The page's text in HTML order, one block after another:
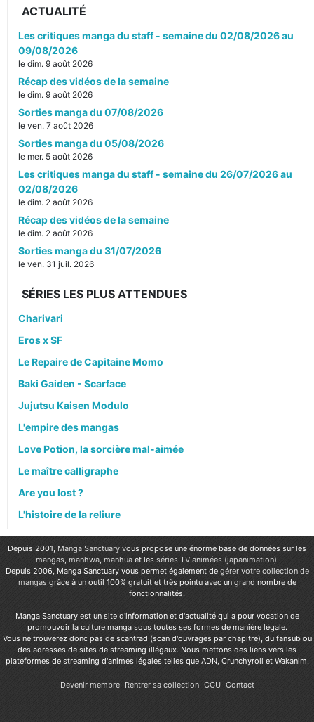
ACTUALITÉ
Les critiques manga du staff - semaine du 02/08/2026 au
09/08/2026
le dim. 9 août 2026
Récap des vidéos de la semaine
le dim. 9 août 2026
Sorties manga du 07/08/2026
le ven. 7 août 2026
Sorties manga du 05/08/2026
le mer. 5 août 2026
Les critiques manga du staff - semaine du 26/07/2026 au
02/08/2026
le dim. 2 août 2026
Récap des vidéos de la semaine
le dim. 2 août 2026
Sorties manga du 31/07/2026
le ven. 31 juil. 2026
SÉRIES LES PLUS ATTENDUES
Charivari
Eros x SF
Le Repaire de Capitaine Momo
Baki Gaiden - Scarface
Jujutsu Kaisen Modulo
L'empire des mangas
Love Potion, la sorcière mal-aimée
Le maître calligraphe
Are you lost ?
L'histoire de la reliure
Depuis 2001, Manga Sanctuary vous propose une énorme base de données sur les
mangas, manhwa, manhuaet les séries TV animées (japanimation).
Depuis 2006, Manga Sanctuary vous permet également de gérer votre collection de
mangas grâce à un outil 100% gratuit et très pointu avec un grand nombre de
fonctionnalités.
Manga Sanctuary est un site d'information et d'actualité qui a pour vocation de
promouvoir la culture manga sous toutes ses formes de manière légale.
Vous ne trouverez donc pas de scantrad (scan d'ouvrages par chapitre), du fansub ou
des adresses de sites de streaming illégaux. Nous mettons des liens vers les
plateformes de streaming d'animes légales telles que ADN, Crunchyroll et Wakanim.
Devenir membre Rentrer sa collection CGU Contact